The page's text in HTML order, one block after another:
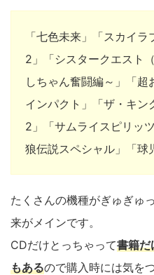
「七色未来」「スカイ
2」「シスタークエスト
しちゃん奮闘編～」「
インパクト」「ザ・キン
2」「サムライスピリッ
狼伝説スペシャル」「球
たくさんの機種がぎゅぎゅ
来がメインです。
CDだけとっちゃって書籍だ
もあるので購入時には気を